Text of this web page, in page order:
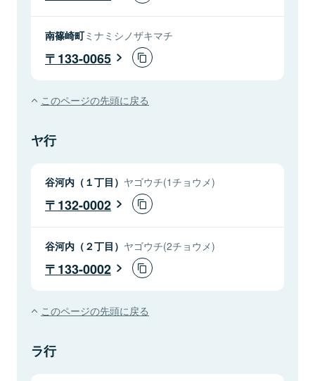
南篠崎町ミナミシノザキマチ
133-0065
このページの先頭に戻る
ヤ行
谷河内（１丁目） ヤゴウチ(1チョウメ)
132-0002
谷河内（２丁目） ヤゴウチ(2チョウメ)
133-0002
このページの先頭に戻る
ラ行